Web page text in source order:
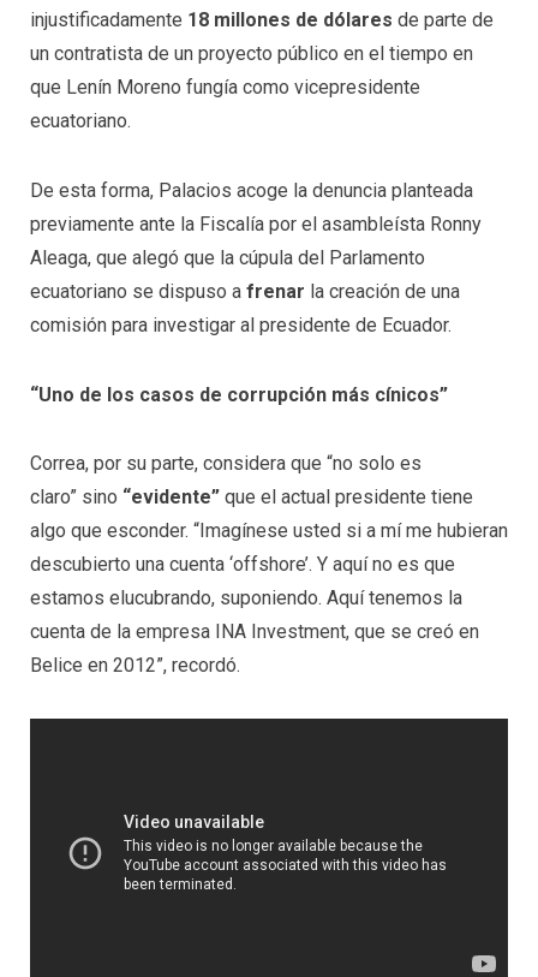
injustificadamente 18 millones de dólares de parte de
un contratista de un proyecto público en el tiempo en
que Lenín Moreno fungía como vicepresidente
ecuatoriano.
De esta forma, Palacios acoge la denuncia planteada
previamente ante la Fiscalía por el asambleísta Ronny
Aleaga, que alegó que la cúpula del Parlamento
ecuatoriano se dispuso a frenar la creación de una
comisión para investigar al presidente de Ecuador.
“Uno de los casos de corrupción más cínicos”
Correa, por su parte, considera que “no solo es
claro” sino “evidente” que el actual presidente tiene
algo que esconder. “Imagínese usted si a mí me hubieran
descubierto una cuenta ‘offshore’. Y aquí no es que
estamos elucubrando, suponiendo. Aquí tenemos la
cuenta de la empresa INA Investment, que se creó en
Belice en 2012”, recordó.